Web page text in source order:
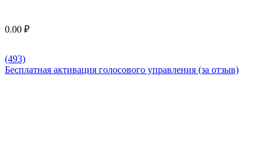
0.00 ₽
(493)
Бесплатная активация голосового управления (за отзыв)